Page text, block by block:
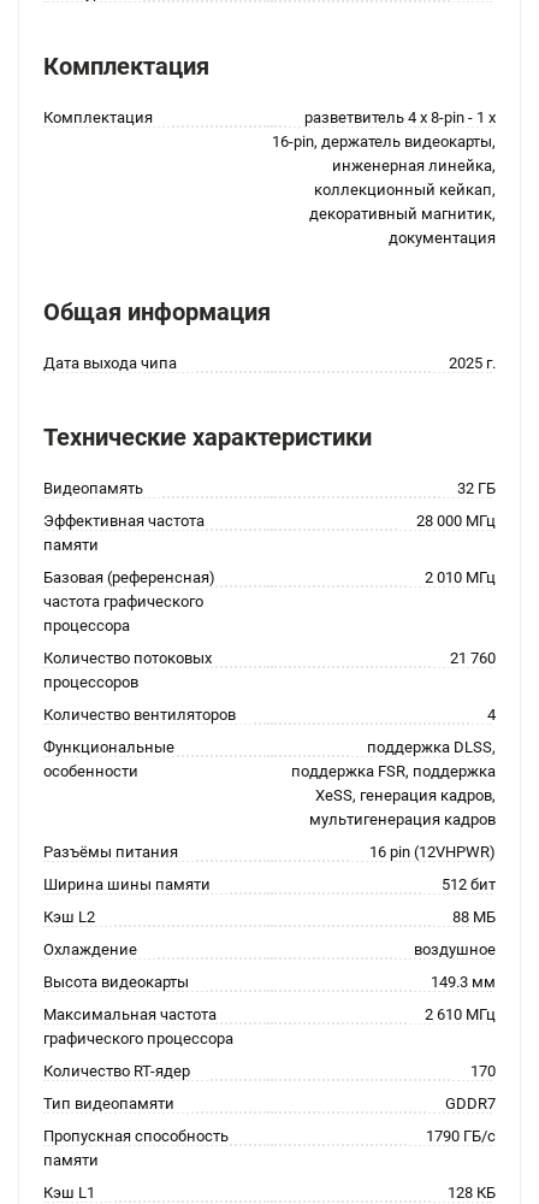
Комплектация
Комплектация
разветвитель 4 x 8-pin - 1 x
16-pin, держатель видеокарты,
инженерная линейка,
коллекционный кейкап,
декоративный магнитик,
документация
Общая информация
Дата выхода чипа 2025 г.
Технические характеристики
Видеопамять
32 ГБ
Эффективная частота
памяти
28 000 МГц
Базовая (референсная)
частота графического
процессора
2 010 МГц
Количество потоковых
процессоров
21 760
Количество вентиляторов
4
Функциональные
особенности
поддержка DLSS,
поддержка FSR, поддержка
XeSS, генерация кадров,
мультигенерация кадров
Разъёмы питания
16 pin (12VHPWR)
Ширина шины памяти
512 бит
Кэш L2
88 МБ
Охлаждение
воздушное
Высота видеокарты
149.3 мм
Максимальная частота
графического процессора
2 610 МГц
Количество RT-ядер
170
Тип видеопамяти
GDDR7
Пропускная способность
памяти
1790 ГБ/с
Кэш L1
128 КБ